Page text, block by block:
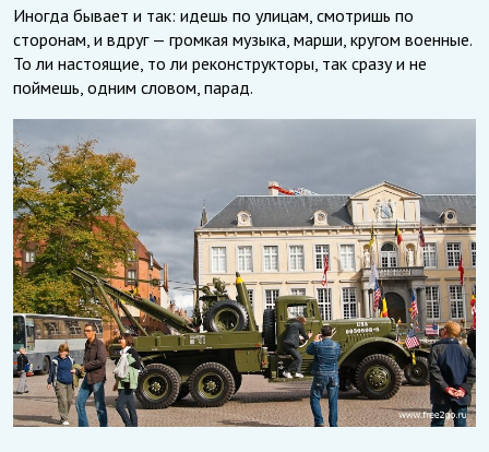
Иногда бывает и так: идешь по улицам, смотришь по
сторонам, и вдруг — громкая музыка, марши, кругом военные.
То ли настоящие, то ли реконструкторы, так сразу и не
поймешь, одним словом, парад.